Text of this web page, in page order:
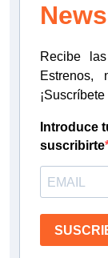
Recibe
Estrenos,
Introduce
suscribirte